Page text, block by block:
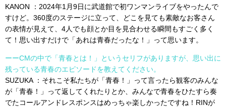
KANON ：2024年1月9日に武道館で初ワンマンライブをやったんで
すけど。360度のステージに立って、どこを見ても素敵なお客さん
の表情が見えて、4人でも顔とか目を見合わせる瞬間もすごく多く
て！思い出すだけで「あれは青春だったな！」って思います。
ーーCMの中で「青春とは！」というセリフがありますが、思い出に
残っている青春のエピソードを教えてください。
SUZUKA ：それこそ私たちが「青春！」って言ったら観客のみんな
が「青春！」って返してくれたりとか、みんなで青春をひたすら奏
でたコールアンドレスポンスはめっちゃ楽しかったですね！RINが